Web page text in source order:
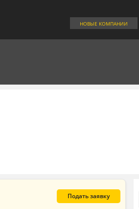
НОВЫЕ КОМПАНИИ
Подать заявку